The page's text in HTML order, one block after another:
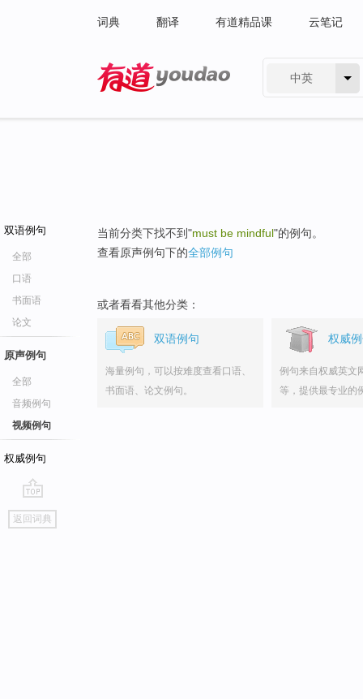
词典 翻译 有道精品课 云笔记
中英
双语例句
全部
口语
书面语
论文
原声例句
全部
音频例句
视频例句
权威例句
go
top
返回词典
当前分类下找不到"must be mindful"的例句。
查看原声例句下的全部例句
或者看看其他分类：
双语例句
海量例句，可以按难度查看口语、
书面语、论文例句。
权威
例句来自权威英文
等，提供最专业的